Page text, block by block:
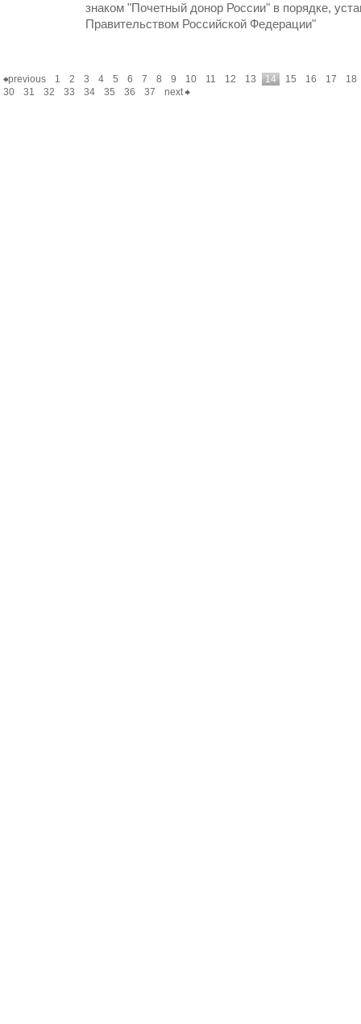
знаком "Почетный донор России" в порядке,
Правительством Российской Федерации"
previous 1 2 3 4 5 6 7 8 9 10 11 12 13 14 15 16 17
18
30
31 32 33 34 35 36 37 next